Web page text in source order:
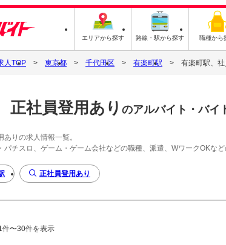
エリアから探す 路線・駅から探す 職種から
人TOP 東京都 千代田区 有楽町駅 有楽町駅、
正社員登用あり のアルバイト・バイ
りの求人情報一覧。
パチスロ、ゲーム・ゲーム会社などの職種、派遣、WワークOKな
正社員登用あり
件〜30件を表示